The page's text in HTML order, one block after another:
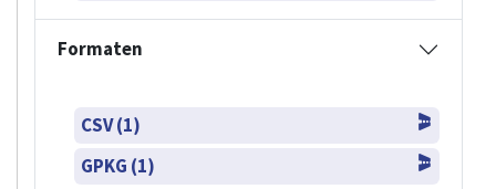
Formaten
CSV (1)
GPKG (1)